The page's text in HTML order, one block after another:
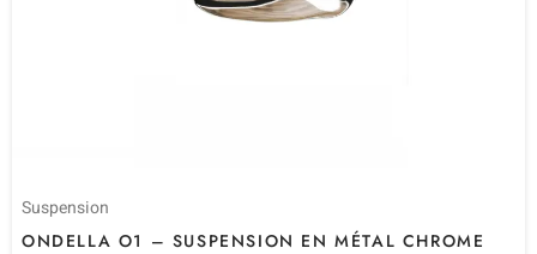
Suspension
ONDELLA O1 – SUSPENSION EN MÉTAL CHROME